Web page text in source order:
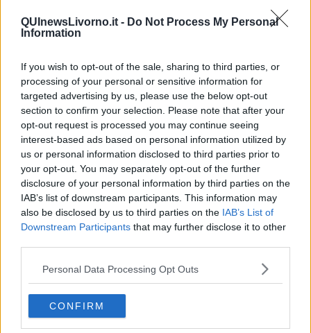
QUInewsLivorno.it - Do Not Process My Personal
Information
If you wish to opt-out of the sale, sharing to third parties, or
processing of your personal or sensitive information for
targeted advertising by us, please use the below opt-out
section to confirm your selection. Please note that after your
opt-out request is processed you may continue seeing
interest-based ads based on personal information utilized by
us or personal information disclosed to third parties prior to
your opt-out. You may separately opt-out of the further
disclosure of your personal information by third parties on the
IAB’s list of downstream participants. This information may
also be disclosed by us to third parties on the IAB’s List of
Downstream Participants that may further disclose it to other
Personal Data Processing Opt Outs
CONFIRM
Erdoğan e l'informazione
Crisi Corona, crisi Johnson, problemi post Brexit
Desmond Tutu "la voce dei senza voce"
Natale da incubo per Boris Johnson
La questione Ucraina
Cipro, un ponte dove si mischiano le culture
Una vigilia di Natale per un nuovo Rais
La questione israelo-palestinese ignorata dal G20
Erdogan continua a sfidare l'Occidente
Libano, collasso economico e guerra civile
Johnson, da Trump a Biden alla Brexit
L'AUKUS e il Quad
Biden, primo presidente USA non in guerra
Papa Bergoglio vedrà Viktor Orbán
Bennet, un giorno in attesa di Biden
Sudafrica, è allarme alimentare
Usa di nuovo al centro della geopolitica internazionale
L’appuntamento di Israele con il cambiamento
La farsa delle elezioni in Siria
In Medioriente non ci sono favole, solo realtà